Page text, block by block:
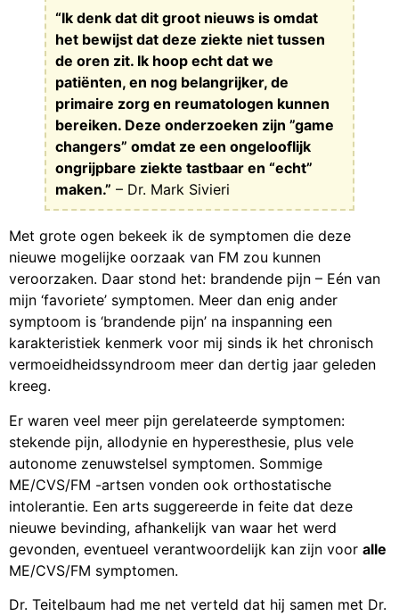
“Ik denk dat dit groot nieuws is omdat
het bewijst dat deze ziekte niet tussen
de oren zit. Ik hoop echt dat we
patiënten, en nog belangrijker, de
primaire zorg en reumatologen kunnen
bereiken. Deze onderzoeken zijn ”game
changers” omdat ze een ongelooflijk
ongrijpbare ziekte tastbaar en “echt”
maken.” – Dr. Mark Sivieri
Met grote ogen bekeek ik de symptomen die deze
nieuwe mogelijke oorzaak van FM zou kunnen
veroorzaken. Daar stond het: brandende pijn – Eén van
mijn ‘favoriete’ symptomen. Meer dan enig ander
symptoom is ‘brandende pijn’ na inspanning een
karakteristiek kenmerk voor mij sinds ik het chronisch
vermoeidheidssyndroom meer dan dertig jaar geleden
kreeg.
Er waren veel meer pijn gerelateerde symptomen:
stekende pijn, allodynie en hyperesthesie, plus vele
autonome zenuwstelsel symptomen. Sommige
ME/CVS/FM -artsen vonden ook orthostatische
intolerantie. Een arts suggereerde in feite dat deze
nieuwe bevinding, afhankelijk van waar het werd
gevonden, eventueel verantwoordelijk kan zijn voor alle
ME/CVS/FM symptomen.
Dr. Teitelbaum had me net verteld dat hij samen met Dr.